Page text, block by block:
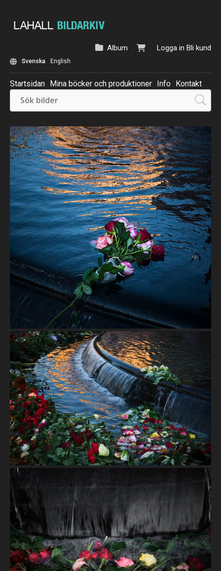
Logga in Bli kund
Album
Svenska English
Startsidan Mina böcker och produktioner Info Kontakt
Beställ: Kalender 2025